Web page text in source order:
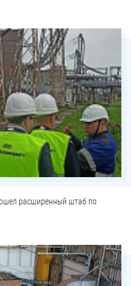
расширенный штаб по